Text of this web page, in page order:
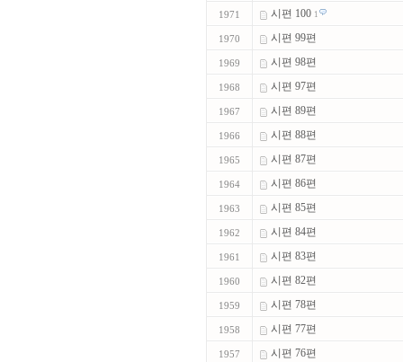
1971 시편 100 1
1970 시편 99편
1969 시편 98편
1968 시편 97편
1967 시편 89편
1966 시편 88편
1965 시편 87편
1964 시편 86편
1963 시편 85편
1962 시편 84편
1961 시편 83편
1960 시편 82편
1959 시편 78편
1958 시편 77편
1957 시편 76편